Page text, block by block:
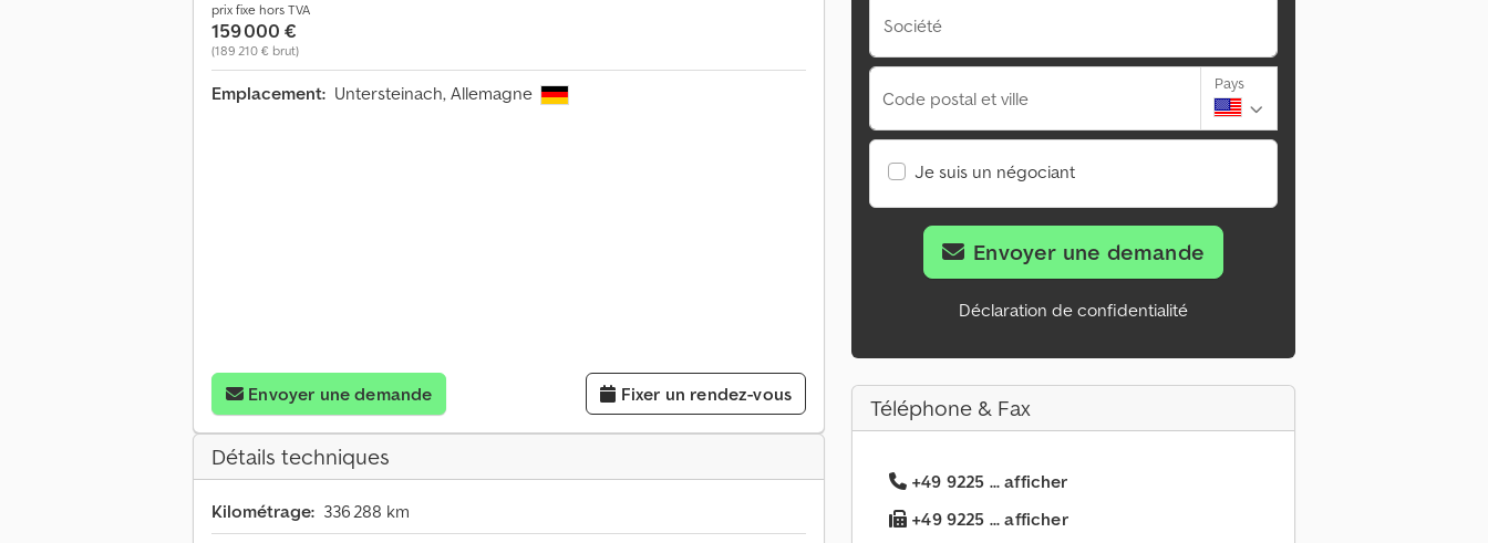
prix fixe hors TVA
159 000 €
(189 210 € brut)
Emplacement: Untersteinach, Allemagne
Envoyer une demande Fixer un rendez-vous
Détails techniques
Kilométrage: 336 288 km
Société
Code postal et ville
Pays
Je suis un négociant
Envoyer une demande
Déclaration de confidentialité
Téléphone & Fax
+49 9225 ... afficher
+49 9225 ... afficher